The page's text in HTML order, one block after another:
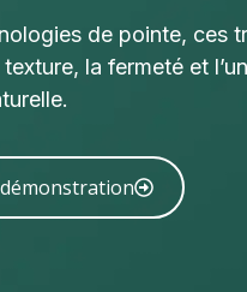
de pointe, ces
la fermeté et